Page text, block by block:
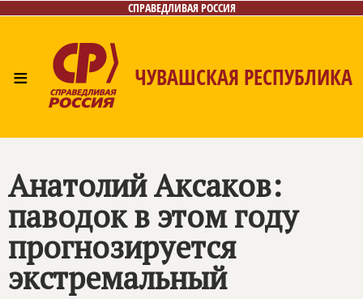
СПРАВЕДЛИВАЯ РОССИЯ
≡ ЧУВАШСКАЯ РЕСПУБЛИКА
Контакты
Анатолий Аксаков:
паводок в этом году
прогнозируется
экстремальный